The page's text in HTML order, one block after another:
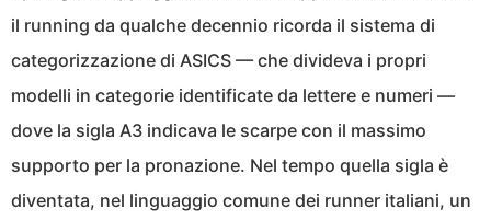
il running da qualche decennio ricorda il sistema di
categorizzazione di ASICS — che divideva i propri
modelli in categorie identificate da lettere e numeri —
dove la sigla A3 indicava le scarpe con il massimo
supporto per la pronazione. Nel tempo quella sigla è
diventata, nel linguaggio comune dei runner italiani, un